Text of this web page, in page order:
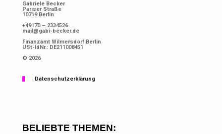
Gabriele Becker
Pariser Straße
10719 Berlin
+49170 – 2334526
mail@gabi-becker.de
Finanzamt Wilmersdorf Berlin
USt-IdNr.: DE211008451
© 2026
Datenschutzerklärung
BELIEBTE THEMEN: